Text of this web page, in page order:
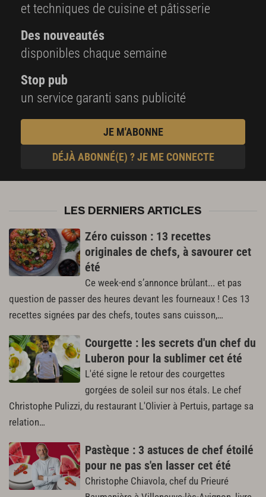
et techniques de cuisine et pâtisserie
Des nouveautés
disponibles chaque semaine
Stop pub
un service garanti sans publicité
JE M'ABONNE
DÉJÀ ABONNÉ(E) ? JE ME CONNECTE
LES DERNIERS ARTICLES
Zéro cuisson : 13 recettes
originales de chefs, à savourer cet
été
Ce week-end s’annonce brûlant... et pas
question de passer des heures devant les fourneaux ! Ces 13
recettes signées par des chefs, toutes sans cuisson,…
Courgette : les secrets d'un chef du
Luberon pour la sublimer cet été
L'été signe le retour des courgettes
gorgées de soleil sur nos étals. Le chef
Christophe Pulizzi, du restaurant L'Olivier à Pertuis, partage sa
relation…
Pastèque : 3 astuces de chef étoilé
pour ne pas s'en lasser cet été
Christophe Chiavola, chef du Prieuré